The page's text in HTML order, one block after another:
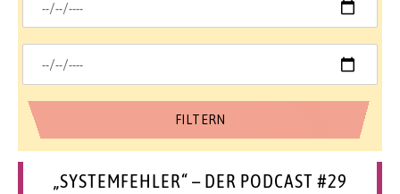
„SYSTEMFEHLER“ – DER PODCAST #29